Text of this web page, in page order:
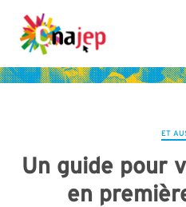
ET
Un guide pour
en